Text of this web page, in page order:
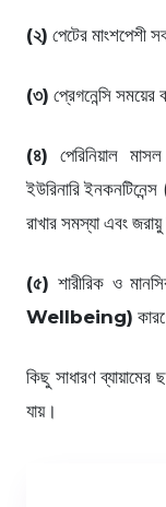
(২) পেটের মাংশপেশী
(৩) প্রেগনেন্সি
(৪) পেরিনিয়াল মাসল
ইউরিনারি
রাখার সমস্যা এবং
(৫)শারীরিক ও
Wellbeing)
কিছু সাধারণ
যায়।